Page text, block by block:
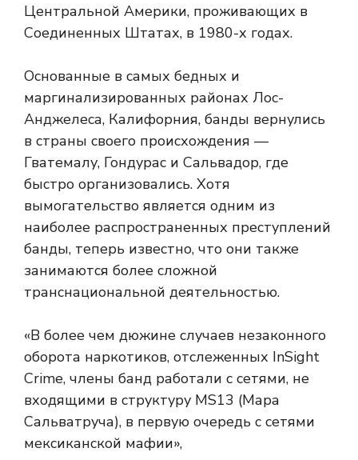
Центральной Америки, проживающих в
Соединенных Штатах, в 1980-х годах.
Основанные в самых бедных и
маргинализированных районах Лос-
Анджелеса, Калифорния, банды вернулись
в страны своего происхождения —
Гватемалу, Гондурас и Сальвадор, где
быстро организовались. Хотя
вымогательство является одним из
наиболее распространенных преступлений
банды, теперь известно, что они также
занимаются более сложной
транснациональной деятельностью.
«В более чем дюжине случаев незаконного
оборота наркотиков, отслеженных InSight
Crime, члены банд работали с сетями, не
входящими в структуру MS13 (Мара
Сальватруча), в первую очередь с сетями
мексиканской мафии»,